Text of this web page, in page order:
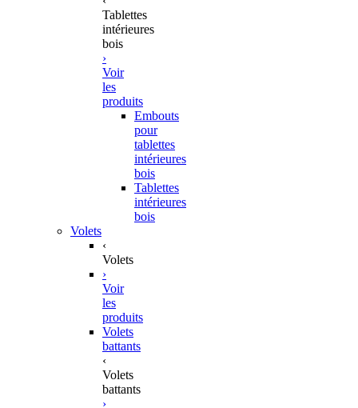
Tablettes
intérieures
bois
›
Voir
les
produits
Embouts
pour
tablettes
intérieures
bois
Tablettes
intérieures
bois
Volets
‹
Volets
›
Voir
les
produits
Volets
battants
‹
Volets
battants
›